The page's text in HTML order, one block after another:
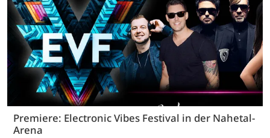
Premiere: Electronic Vibes Festival in der Nahetal-
Arena